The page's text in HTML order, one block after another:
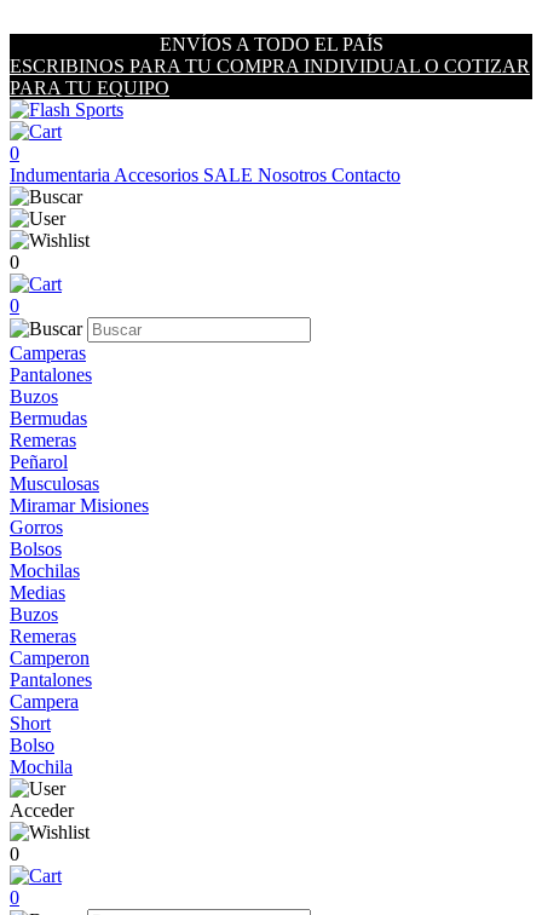
ENVÍOS A TODO EL PAÍS
ESCRIBINOS PARA TU COMPRA INDIVIDUAL O COTIZAR
PARA TU EQUIPO
0
Indumentaria Accesorios SALE Nosotros Contacto
0
0
Camperas
Pantalones
Buzos
Bermudas
Remeras
Peñarol
Musculosas
Miramar Misiones
Gorros
Bolsos
Mochilas
Medias
Buzos
Remeras
Camperon
Pantalones
Campera
Short
Bolso
Mochila
Acceder
0
0